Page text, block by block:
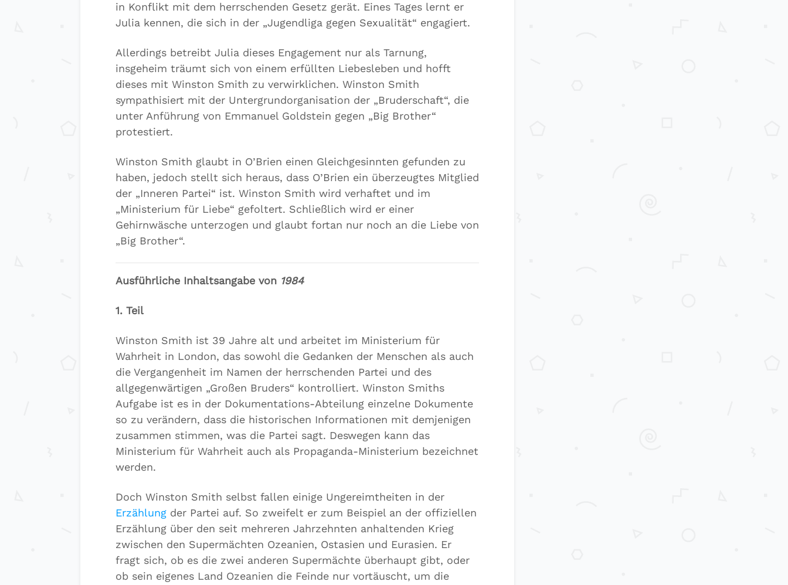
in Konflikt mit dem herrschenden Gesetz gerät. Eines Tages lernt er
Julia kennen, die sich in der „Jugendliga gegen Sexualität“ engagiert.
Allerdings betreibt Julia dieses Engagement nur als Tarnung,
insgeheim träumt sich von einem erfüllten Liebesleben und hofft
dieses mit Winston Smith zu verwirklichen. Winston Smith
sympathisiert mit der Untergrundorganisation der „Bruderschaft“, die
unter Anführung von Emmanuel Goldstein gegen „Big Brother“
protestiert.
Winston Smith glaubt in O’Brien einen Gleichgesinnten gefunden zu
haben, jedoch stellt sich heraus, dass O’Brien ein überzeugtes Mitglied
der „Inneren Partei“ ist. Winston Smith wird verhaftet und im
„Ministerium für Liebe“ gefoltert. Schließlich wird er einer
Gehirnwäsche unterzogen und glaubt fortan nur noch an die Liebe von
„Big Brother“.
Ausführliche Inhaltsangabe von 1984
1. Teil
Winston Smith ist 39 Jahre alt und arbeitet im Ministerium für
Wahrheit in London, das sowohl die Gedanken der Menschen als auch
die Vergangenheit im Namen der herrschenden Partei und des
allgegenwärtigen „Großen Bruders“ kontrolliert. Winston Smiths
Aufgabe ist es in der Dokumentations-Abteilung einzelne Dokumente
so zu verändern, dass die historischen Informationen mit demjenigen
zusammen stimmen, was die Partei sagt. Deswegen kann das
Ministerium für Wahrheit auch als Propaganda-Ministerium bezeichnet
werden.
Doch Winston Smith selbst fallen einige Ungereimtheiten in der
Erzählung der Partei auf. So zweifelt er zum Beispiel an der offiziellen
Erzählung über den seit mehreren Jahrzehnten anhaltenden Krieg
zwischen den Supermächten Ozeanien, Ostasien und Eurasien. Er
fragt sich, ob es die zwei anderen Supermächte überhaupt gibt, oder
ob sein eigenes Land Ozeanien die Feinde nur vortäuscht, um die